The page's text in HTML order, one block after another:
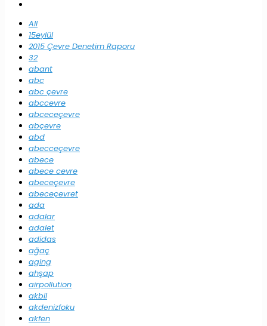
All
15eylül
2015 Çevre Denetim Raporu
32
abant
abc
abc çevre
abccevre
abceceçevre
abçevre
abd
abecceçevre
abece
abece cevre
abeceçevre
abeceçevret
ada
adalar
adalet
adidas
ağaç
aging
ahşap
airpollution
akbil
akdenizfoku
akfen